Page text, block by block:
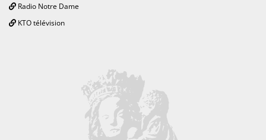
Radio Notre Dame
KTO télévision